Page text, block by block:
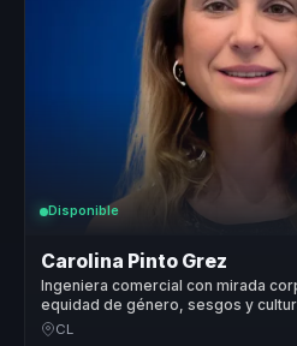
Disponible
Carolina Pinto Grez
Ingeniera comercial con mirada
equidad de género, sesgos y
medible.
CL